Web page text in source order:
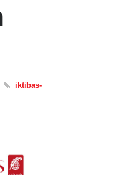
iktibas-